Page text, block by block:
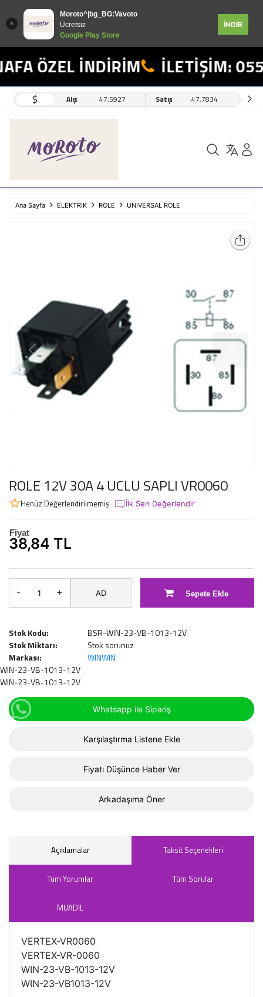
Moroto^|bg_BG:Vavoto
Ücretsiz
Google Play Store
İNDİR
ÖZEL İNDİRİM İLETİŞİM:
$ Alış 47,5927 Satış 47,7834
Ana Sayfa ELEKTRİK RÖLE UNİVERSAL RÖLE
ROLE 12V 30A 4 UCLU SAPLI VR0060
Henüz Değerlendirilmemiş İlk Sen Değerlendir
Fiyat
38,84 TL
- + AD Sepete Ekle
Stok Kodu:
BSR-WIN-23-VB-1013-12V
Stok Miktarı:
Stok sorunuz
Markası:
WINWIN
WIN-23-VB-1013-12V
WIN-23-VB-1013-12V
Whatsapp ile Sipariş
Karşılaştırma Listene Ekle
Fiyatı Düşünce Haber Ver
Arkadaşıma Öner
Açıklamalar Taksit Seçenekleri
Tüm Yorumlar Tüm Sorular
MUADİL
VERTEX-VR0060
VERTEX-VR-0060
WIN-23-VB-1013-12V
WIN-23-VB1013-12V